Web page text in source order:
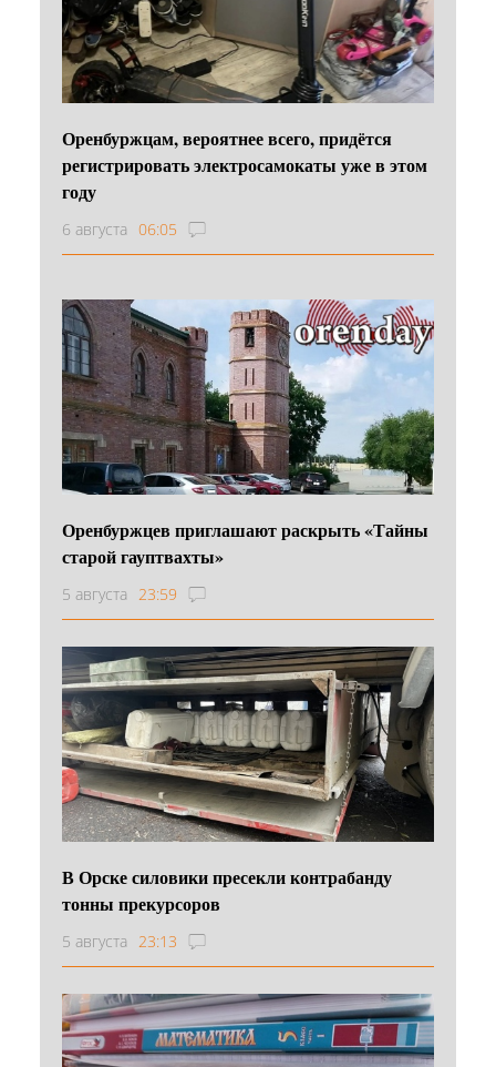
Оренбуржцам, вероятнее всего, придётся
регистрировать электросамокаты уже в этом
году
6 августа 06:05
Оренбуржцев приглашают раскрыть «Тайны
старой гауптвахты»
5 августа 23:59
В Орске силовики пресекли контрабанду
тонны прекурсоров
5 августа 23:13